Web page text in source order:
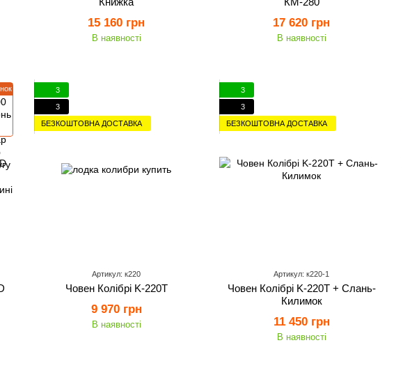
15 160 грн
В наявності
17 620 грн
В наявності
3
3
БЕЗКОШТОВНА ДОСТАВКА
Артикул: к220
Човен Колібрі K-220T
9 970 грн
В наявності
3
3
БЕЗКОШТОВНА ДОСТАВКА
Артикул: к220-1
Човен Колібрі K-220Т + Слань-
Килимок
11 450 грн
В наявності